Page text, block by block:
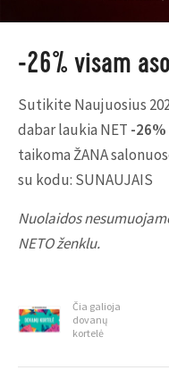
-26% visam
Sutikite Naujuosius
dabar laukia NET -26%
taikoma ŽANA
su kodu: SUNAUJAIS
Nuolaidos
NETO ženklu.
Čia galioja
dovanų
kortelė